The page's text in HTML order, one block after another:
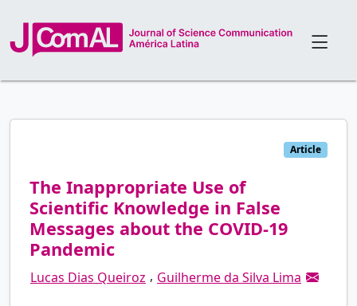
Article
The Inappropriate Use of
Scientific Knowledge in False
Messages about the COVID-19
Pandemic
Lucas Dias Queiroz , Guilherme da Silva Lima